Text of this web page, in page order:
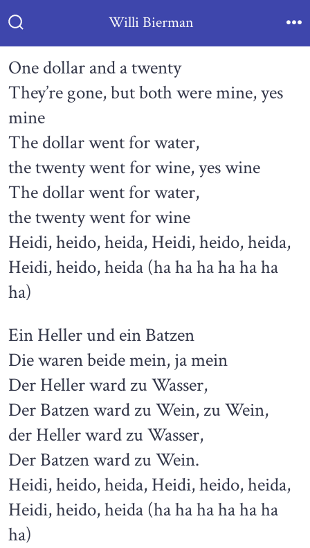
to
Toggle
Willi Bierman
One dollar and a twenty
They’re gone, but both were mine, yes
mine
The dollar went for water,
the twenty went for wine, yes wine
The dollar went for water,
the twenty went for wine
Heidi, heido, heida, Heidi, heido, heida,
Heidi, heido, heida (ha ha ha ha ha ha
ha)
Ein Heller und ein Batzen
Die waren beide mein, ja mein
Der Heller ward zu Wasser,
Der Batzen ward zu Wein, zu Wein,
der Heller ward zu Wasser,
Der Batzen ward zu Wein.
Heidi, heido, heida, Heidi, heido, heida,
Heidi, heido, heida (ha ha ha ha ha ha
ha)